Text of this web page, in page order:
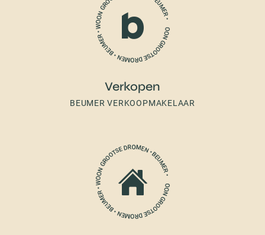
Verkopen
BEUMER VERKOOPMAKELAAR